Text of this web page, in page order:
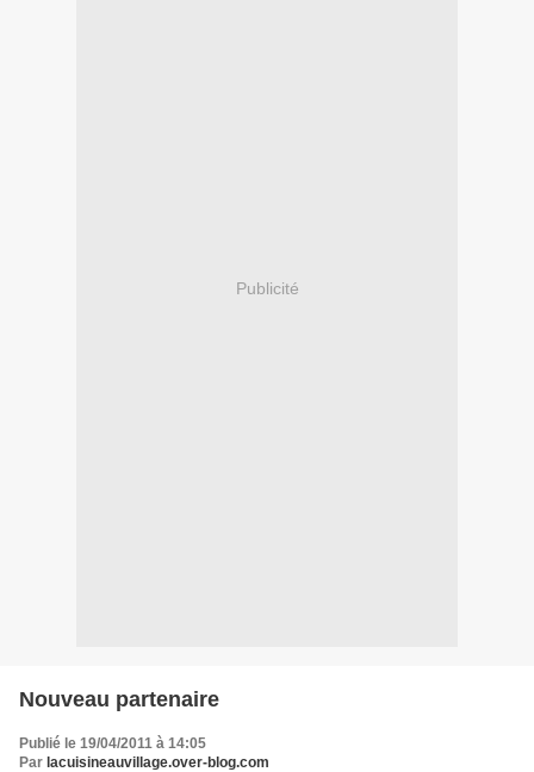
Publicité
Nouveau partenaire
Publié le 19/04/2011 à 14:05
Par lacuisineauvillage.over-blog.com